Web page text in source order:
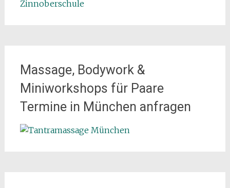
Massage, Bodywork &
Miniworkshops für Paare
Termine in München anfragen